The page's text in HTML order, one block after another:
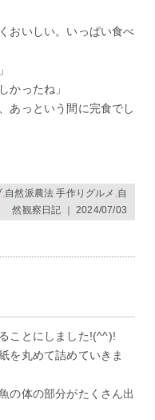
おいしい。いっぱい食べ
かったね」
あっという間に完食でし
, 自然派農法 手作りグルメ 自
然観察日記 ｜ 2024/07/03
ことにしました!(^^)!
を丸めて詰めていきま
の体の部分がたくさん出